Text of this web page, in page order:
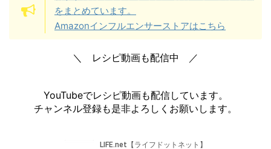
をまとめています。
Amazonインフルエンサーストアはこちら
＼ レシピ動画も配信中 ／
YouTubeでレシピ動画も配信しています。
チャンネル登録も是非よろしくお願いします。